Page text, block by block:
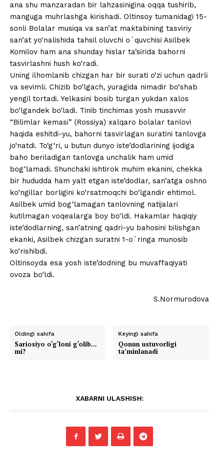
ana shu manzaradan bir lahzasinigina oqqa tushirib,
manguga muhrlashga kirishadi. Oltinsoy tumanidagi 15-
sonli Bolalar musiqa va san’at maktabining tasviriy
san’at yo‘nalishida tahsil oluvchi oʻquvchisi Asilbek
Komilov ham ana shunday hislar ta’sirida bahorni
tasvirlashni hush ko‘radi.
Uning ilhomlanib chizgan har bir surati o‘zi uchun qadrli
va sevimli. Chizib bo‘lgach, yuragida nimadir bo‘shab
yengil tortadi. Yelkasini bosib turgan yukdan xalos
bo‘lgandek bo‘ladi. Tinib tinchimas yosh musavvir
“Bilimlar kemasi” (Rossiya) xalqaro bolalar tanlovi
haqida eshitdi-yu, bahorni tasvirlagan suratini tanlovga
jo‘natdi. To‘g‘ri, u butun dunyo iste’dodlarining ijodiga
baho beriladigan tanlovga unchalik ham umid
bog‘lamadi. Shunchaki ishtirok muhim ekanini, chekka
bir hududda ham yalt etgan iste’dodlar, san’atga oshno
ko‘ngillar borligini ko‘rsatmoqchi bo‘lgandir ehtimol.
Asilbek umid bog‘lamagan tanlovning natijalari
kutilmagan voqealarga boy bo‘ldi. Hakamlar haqiqiy
iste’dodlarning, san’atning qadri-yu bahosini bilishgan
ekanki, Asilbek chizgan suratni 1-oʻringa munosib
ko‘rishibdi.
Oltinsoyda esa yosh iste’dodning bu muvaffaqiyati
ovoza bo‘ldi.
S.Normurodova
Oldingi sahifa
Sariosiyo o‘g‘loni g‘olib…
mi?
Keyingi sahifa
Qonun ustuvorligi
ta’minlanadi
XABARNI ULASHISH: